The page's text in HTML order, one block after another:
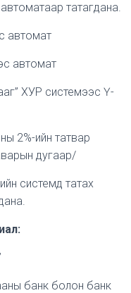
татагдана.
автомат
автомат
ХУР системээс Ү-
2%-ийн татвар
дугаар/
системд татах
банк болон банк